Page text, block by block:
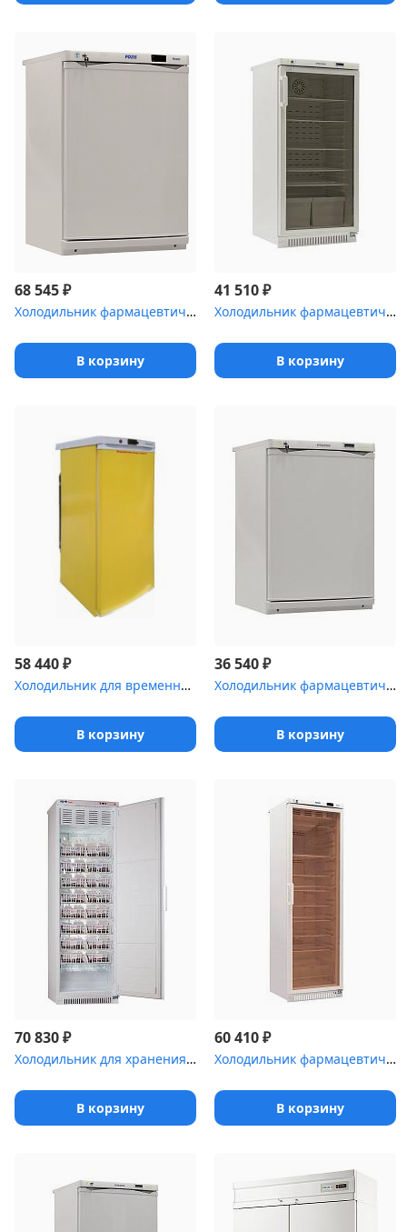
68 545₽
Холодильник фармацевтический Pozis ХЛ-340-1 с металлическими двер...
В корзину
41 510₽
Холодильник фармацевтический Pozis ХФ-250-5(ТС) с тонированной ст...
В корзину
58 440₽
Холодильник для временного хранения медицинских отходов Саратов-5...
В корзину
36 540₽
Холодильник фармацевтический POZIS ХФ-140-2
В корзину
70 830₽
Холодильник для хранения крови Pozis ХК-400-1
В корзину
60 410₽
Холодильник фармацевтический Pozis ХФ-400-3 со стеклянной дверью ...
В корзину